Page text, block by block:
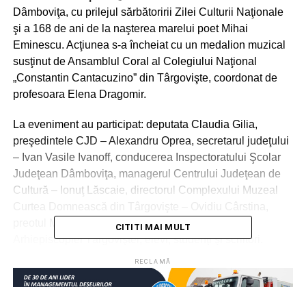
Dâmboviţa, cu prilejul sărbătoririi Zilei Culturii Naţionale
şi a 168 de ani de la naşterea marelui poet Mihai
Eminescu. Acţiunea s-a încheiat cu un medalion muzical
susţinut de Ansamblul Coral al Colegiului Naţional
„Constantin Cantacuzino” din Târgovişte, coordonat de
profesoara Elena Dragomir.
La eveniment au participat: deputata Claudia Gilia,
preşedintele CJD – Alexandru Oprea, secretarul judeţului
– Ivan Vasile Ivanoff, conducerea Inspectoratului Şcolar
Judeţean Dâmboviţa, managerul Centrului Judeţean de
Cultură – Ionuţ Lăscaie, directorul Complexului Muzeal
preotul Marian Puiescu – purtător de cuvânt al
Arhiepiscopiei Târgoviştei, elevi, studenţi şi scriitori.
Invitată specială a fost cunoscuta jurnalistă Ruxandra
CITITI MAI MULT
RECLAMĂ